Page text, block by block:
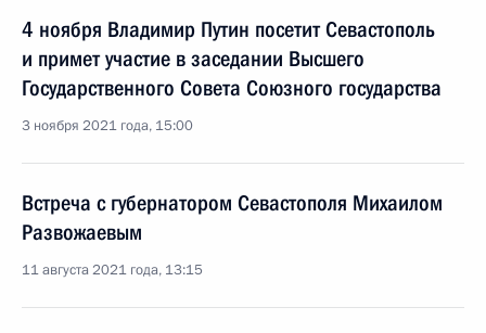
4 ноября Владимир Путин посетит Севастополь
и примет участие в заседании Высшего
Государственного Совета Союзного государства
3 ноября 2021 года, 15:00
Встреча с губернатором Севастополя Михаилом
Развожаевым
11 августа 2021 года, 13:15